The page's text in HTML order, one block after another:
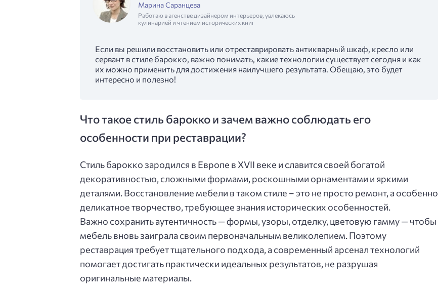
Марина Саранцева
Работаю в агенстве дизайнером интерьеров, увлекаюсь
кулинарией и чтением исторических книг
Если вы решили восстановить или отреставрировать антикварный шкаф, кресло или
сервант в стиле барокко, важно понимать, какие технологии существует сегодня и как
их можно применить для достижения наилучшего результата. Обещаю, это будет
интересно и полезно!
Что такое стиль барокко и зачем важно соблюдать его
особенности при реставрации?
Стиль барокко зародился в Европе в XVII веке и славится своей богатой
декоративностью, сложными формами, роскошными орнаментами и яркими
деталями. Восстановление мебели в таком стиле – это не просто ремонт, а особенно
деликатное творчество, требующее знания исторических особенностей.
Важно сохранить аутентичность — формы, узоры, отделку, цветовую гамму — чтобы
мебель вновь заиграла своим первоначальным великолепием. Поэтому
реставрация требует тщательного подхода, а современный арсенал технологий
помогает достигать практически идеальных результатов, не разрушая
оригинальные материалы.